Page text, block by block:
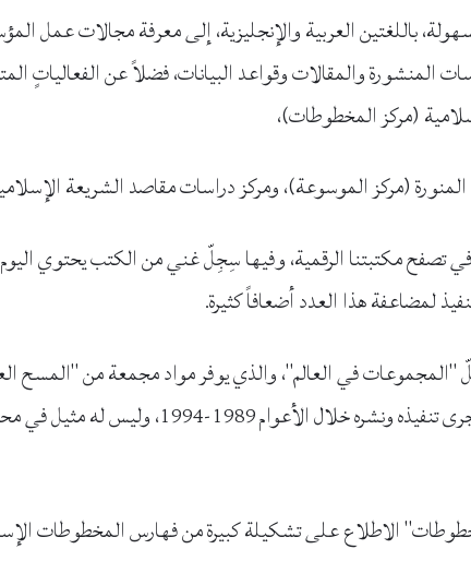
باللغتين العربية والإنجليزية، إلى معرفة مجالات عمل
المنشورة والمقالات وقواعد البيانات، فضلاً عن الفعالياتٍ
(مركز المخطوطات)،
(مركز الموسوعة)، ومركز دراسات مقاصد الشريعة
لمضاعفة هذا العدد أضعافاً كثيرة.
"المجموعات في العالم"، والذي يوفر مواد مجمعة من "المسح
(مشروعنا الموسوعي الرئيسي، الذي جرى تنفيذه ونشره